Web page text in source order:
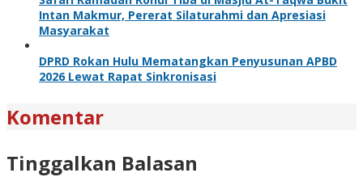
Intan Makmur, Pererat Silaturahmi dan Apresiasi
Masyarakat
DPRD Rokan Hulu Mematangkan Penyusunan APBD
2026 Lewat Rapat Sinkronisasi
Komentar
Tinggalkan Balasan